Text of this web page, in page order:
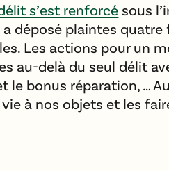
s’est renforcé sous
a déposé plaintes
Les actions pour un
au-delà du seul délit
le bonus réparation, …
à nos objets et les